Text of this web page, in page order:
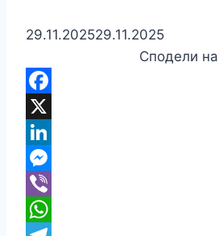
29.11.202529.11.2025
Сподели